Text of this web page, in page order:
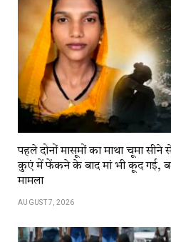
पहले दोनों मासूमों का माथा चूमा
कुएं में फेंकने के बाद मां भी कूद गई,
मामला
AUGUST 7, 2026